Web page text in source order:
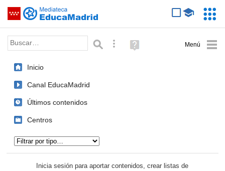
Saltar navegación
Palabra o frase: Búsqueda avanzada
Ayuda
(en
Inicio
Canal EducaMadrid
Últimos contenidos
Centros
Inicia sesión para aportar contenidos, crear listas de